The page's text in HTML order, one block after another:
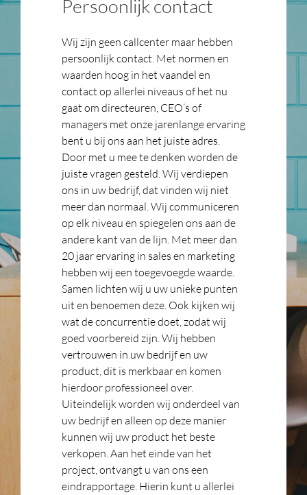
Persoonlijk contact
Wij zijn geen callcenter maar hebben
persoonlijk contact. Met normen en
waarden hoog in het vaandel en
contact op allerlei niveaus of het nu
gaat om directeuren, CEO’s of
managers met onze jarenlange ervaring
bent u bij ons aan het juiste adres.
Door met u mee te denken worden de
juiste vragen gesteld. Wij verdiepen
ons in uw bedrijf, dat vinden wij niet
meer dan normaal. Wij communiceren
op elk niveau en spiegelen ons aan de
andere kant van de lijn. Met meer dan
20 jaar ervaring in sales en marketing
hebben wij een toegevoegde waarde.
Samen lichten wij u uw unieke punten
uit en benoemen deze. Ook kijken wij
wat de concurrentie doet, zodat wij
goed voorbereid zijn. Wij hebben
vertrouwen in uw bedrijf en uw
product, dit is merkbaar en komen
hierdoor professioneel over.
Uiteindelijk worden wij onderdeel van
uw bedrijf en alleen op deze manier
kunnen wij uw product het beste
verkopen. Aan het einde van het
project, ontvangt u van ons een
eindrapportage. Hierin kunt u allerlei